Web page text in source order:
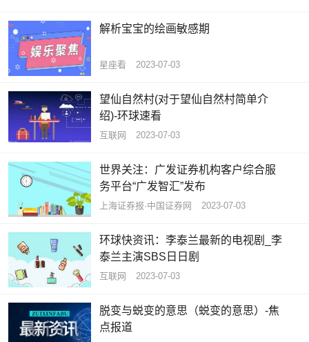
解析宝宝的绘画敏感期
星座看 2023-07-03
望仙自然村(对于望仙自然村简单介
绍)-环球速看
互联网 2023-07-03
世界关注：广发证券机构客户综合服
务平台“广发智汇”发布
上海证券报·中国证券网 2023-07-03
环球快资讯：李泰兰最新的电视剧_李
泰兰主演SBS日日剧
互联网 2023-07-03
脱变与蜕变的意思（蜕变的意思）-焦
点报道